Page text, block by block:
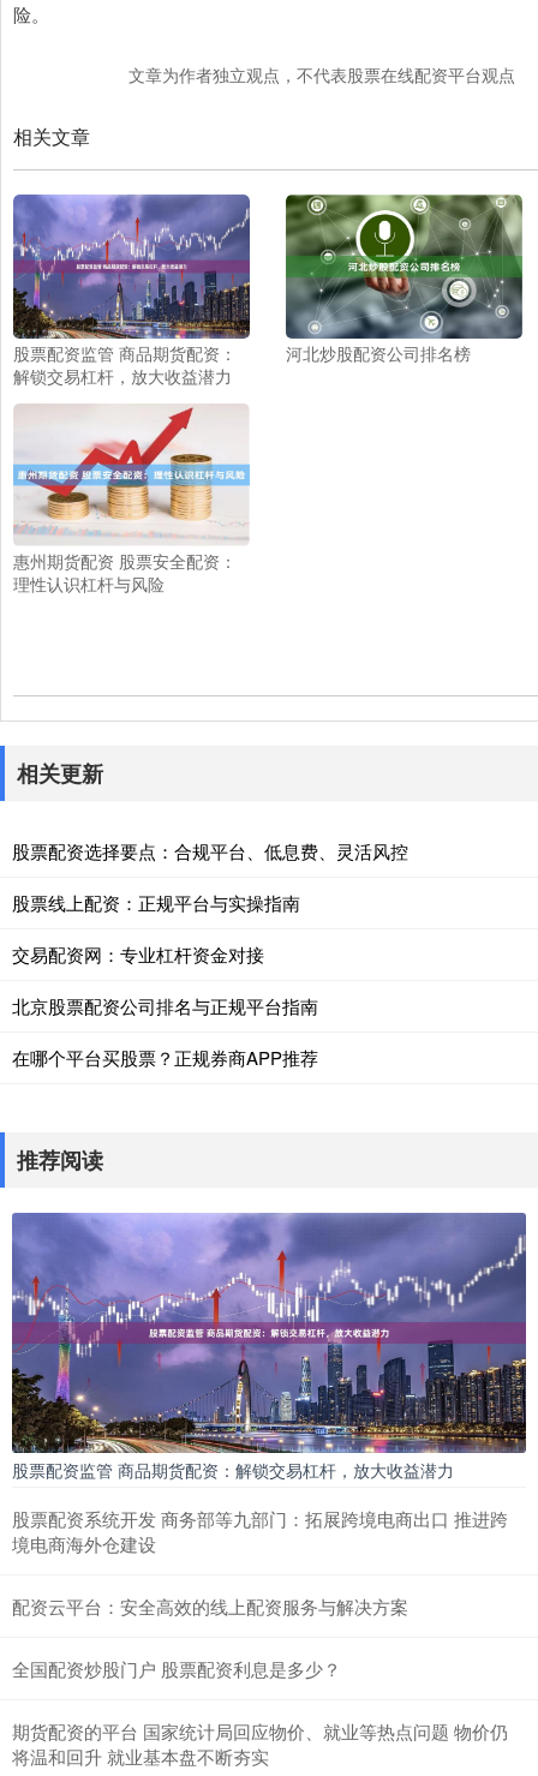
险。
文章为作者独立观点，不代表股票在线配资平台观点
相关文章
股票配资监管 商品期货配资：
解锁交易杠杆，放大收益潜力
河北炒股配资公司排名榜
惠州期货配资 股票安全配资：
理性认识杠杆与风险
相关更新
股票配资选择要点：合规平台、低息费、灵活风控
股票线上配资：正规平台与实操指南
交易配资网：专业杠杆资金对接
北京股票配资公司排名与正规平台指南
在哪个平台买股票？正规券商APP推荐
推荐阅读
股票配资监管 商品期货配资：解锁交易杠杆，放大收益潜力
股票配资系统开发 商务部等九部门：拓展跨境电商出口 推进跨
境电商海外仓建设
配资云平台：安全高效的线上配资服务与解决方案
全国配资炒股门户 股票配资利息是多少？
期货配资的平台 国家统计局回应物价、就业等热点问题 物价仍
将温和回升 就业基本盘不断夯实